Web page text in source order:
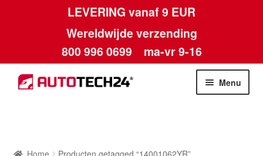
LEVERING vanaf 9 EUR
Wereldwijde verzending
800 996 0699 ma-vr 9-16
Ga
door
Ga
naar
Menu